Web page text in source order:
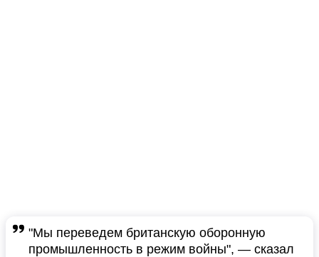
"Мы переведем британскую оборонную
промышленность в режим войны", — сказал